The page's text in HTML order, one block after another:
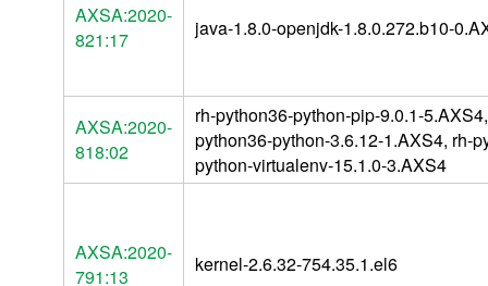
AXSA:2020-
821:17
java-1.8.0-openjdk-1.8.0.272.b10-
AXSA:2020-
818:02
rh-python36-python-pip-9.0.1-
python36-python-3.6.12-1.AXS4, rh-
python-virtualenv-15.1.0-3.AXS4
AXSA:2020-
791:13
kernel-2.6.32-754.35.1.el6